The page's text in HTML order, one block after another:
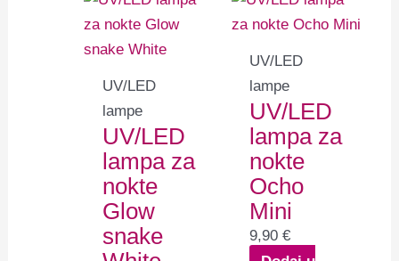
UV/LED
lampe
UV/LED
lampa za
nokte
Glow
snake
UV/LED
lampe
UV/LED
lampa za
nokte
Ocho
Mini
9,90 €